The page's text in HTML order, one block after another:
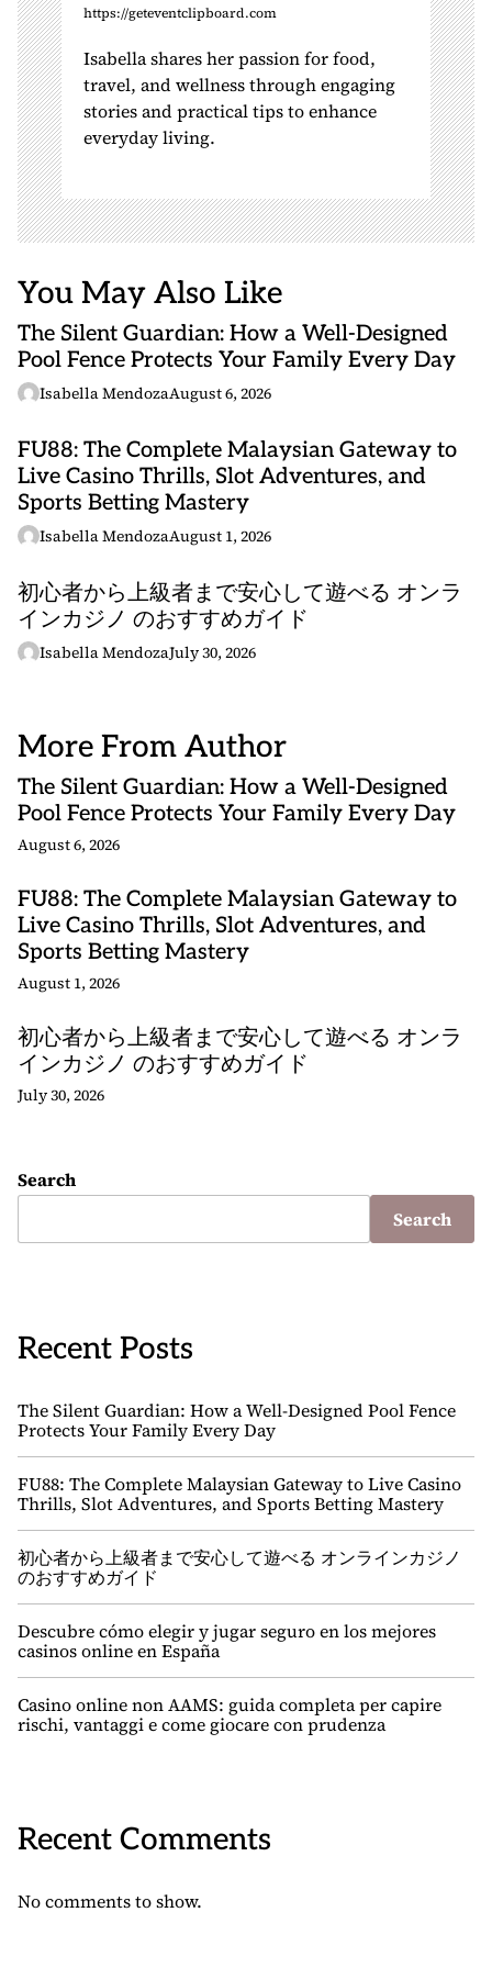
https://geteventclipboard.com
Isabella shares her passion for food,
travel, and wellness through engaging
stories and practical tips to enhance
everyday living.
You May Also Like
The Silent Guardian: How a Well-Designed
Pool Fence Protects Your Family Every Day
Isabella MendozaAugust 6, 2026
FU88: The Complete Malaysian Gateway to
Live Casino Thrills, Slot Adventures, and
Sports Betting Mastery
Isabella MendozaAugust 1, 2026
初心者から上級者まで安心して遊べる オンラ
インカジノ のおすすめガイド
Isabella MendozaJuly 30, 2026
More From Author
The Silent Guardian: How a Well-Designed
Pool Fence Protects Your Family Every Day
August 6, 2026
FU88: The Complete Malaysian Gateway to
Live Casino Thrills, Slot Adventures, and
Sports Betting Mastery
August 1, 2026
初心者から上級者まで安心して遊べる オンラ
インカジノ のおすすめガイド
July 30, 2026
Search
Search
Recent Posts
The Silent Guardian: How a Well-Designed Pool Fence
Protects Your Family Every Day
FU88: The Complete Malaysian Gateway to Live Casino
Thrills, Slot Adventures, and Sports Betting Mastery
初心者から上級者まで安心して遊べる オンラインカジノ
のおすすめガイド
Descubre cómo elegir y jugar seguro en los mejores
casinos online en España
Casino online non AAMS: guida completa per capire
rischi, vantaggi e come giocare con prudenza
Recent Comments
No comments to show.